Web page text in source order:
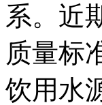
系。近
质量标
饮用水